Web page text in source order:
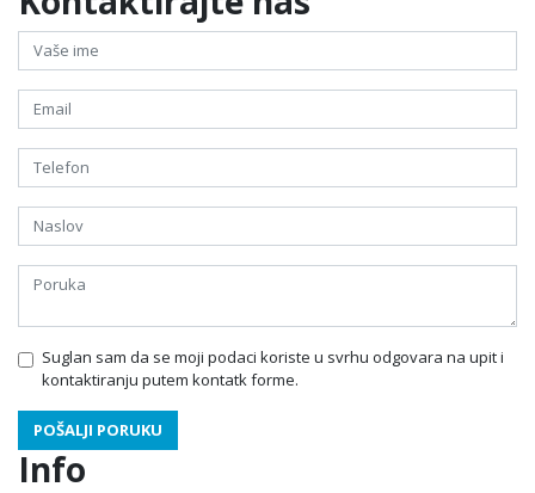
Suglan sam da se moji podaci koriste u svrhu odgovara na upit i
kontaktiranju putem kontatk forme.
POŠALJI PORUKU
Info